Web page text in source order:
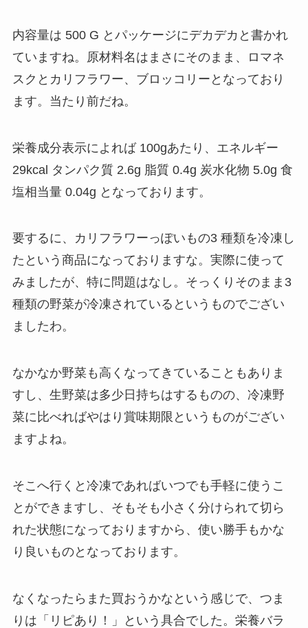
内容量は 500 G とパッケージにデカデカと書かれ
ていますね。原材料名はまさにそのまま、ロマネ
スクとカリフラワー、ブロッコリーとなっており
ます。当たり前だね。
栄養成分表示によれば 100gあたり、エネルギー
29kcal タンパク質 2.6g 脂質 0.4g 炭水化物 5.0g 食
塩相当量 0.04g となっております。
要するに、カリフラワーっぽいもの3 種類を冷凍し
たという商品になっておりますな。実際に使って
みましたが、特に問題はなし。そっくりそのまま3
種類の野菜が冷凍されているというものでござい
ましたわ。
なかなか野菜も高くなってきていることもありま
すし、生野菜は多少日持ちはするものの、冷凍野
菜に比べればやはり賞味期限というものがござい
ますよね。
そこへ行くと冷凍であればいつでも手軽に使うこ
とができますし、そもそも小さく分けられて切ら
れた状態になっておりますから、使い勝手もかな
り良いものとなっております。
なくなったらまた買おうかなという感じで、つま
りは「リピあり！」という具合でした。栄養バラ